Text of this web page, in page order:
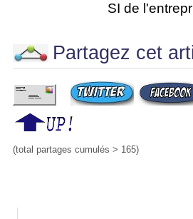
SI de
Partagez cet
(total partages cumulés > 165)